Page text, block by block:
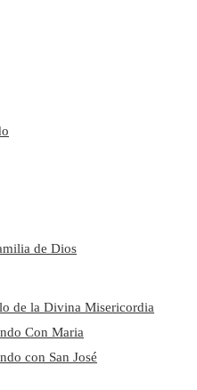
de Dios
de la Divina Misericordia
Con Maria
con San José